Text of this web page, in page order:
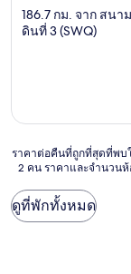
2.0
ดาว
186.7 กม. จาก สน
ดินที่ 3 (SWQ)
ราคา
ต่อ
คืน
ที่
ถูก
ราคาต่อคืนที่ถูกที่สุดที่พบ
2 คน ราคาและจำนวน
ดูที่พักทั้งหมด